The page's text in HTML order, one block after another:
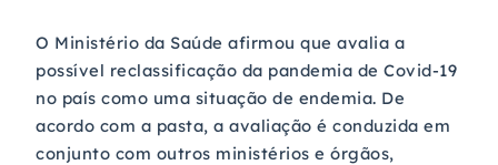
O Ministério da Saúde afirmou que avalia a
possível reclassificação da pandemia de Covid-19
no país como uma situação de endemia. De
acordo com a pasta, a avaliação é conduzida em
conjunto com outros ministérios e órgãos,